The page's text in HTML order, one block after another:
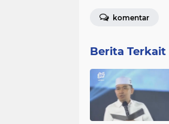
komentar
Berita Terkait